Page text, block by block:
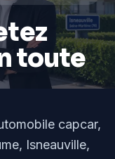
toute
capcar,
Isneauville,